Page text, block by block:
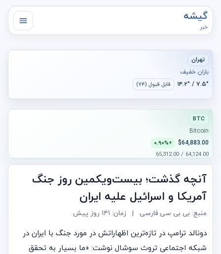
گیشه
خبر
تهران
باران خفیف
۷.۵° / ۱۴.۲° قابل قبول (۷۴)
BTC
Bitcoin
$64,883.00
+۰.۹۰%
64,124.00 / 65,312.00
آنچه گذشت؛ بیست‌ویکمین روز جنگ
آمریکا و اسرائیل علیه ایران
منبع: بی بی سی فارسی | زمان: ۱۴۱ روز پیش
دونالد ترامپ در تازه‌ترین اظهاراتش در مورد جنگ با ایران در
شبکه اجتماعی تروث سوشال نوشت:‌ «ما بسیار به تحقق